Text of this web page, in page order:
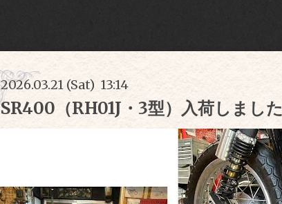
2026.03.21 (Sat) 13:14
SR400（RH01J・3型）入荷しました